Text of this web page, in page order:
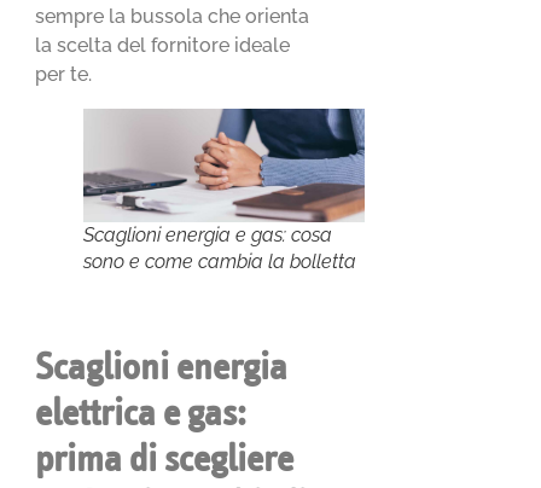
sempre la bussola che orienta
la scelta del fornitore ideale
per te.
Scaglioni energia e gas: cosa
sono e come cambia la bolletta
Scaglioni energia
elettrica e gas:
prima di scegliere